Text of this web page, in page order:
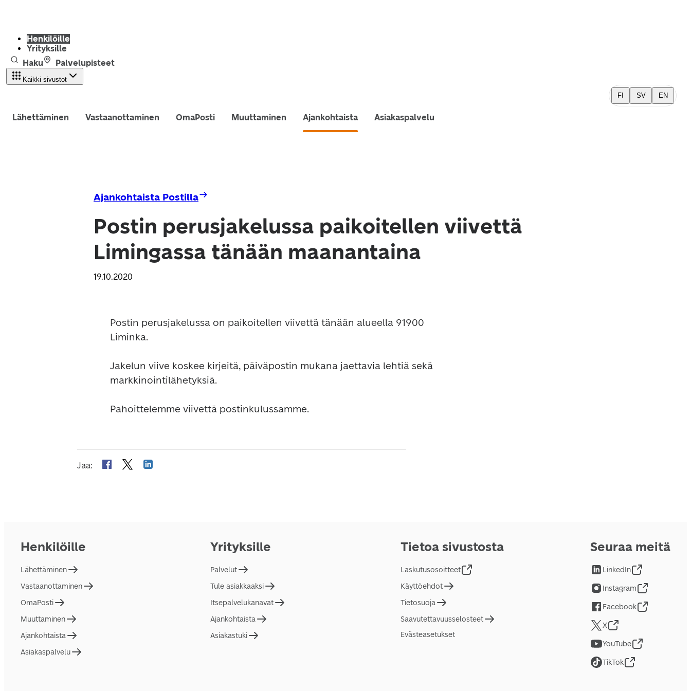
Henkilöille
Yrityksille
Haku
Palvelupisteet
Kaikki sivustot
FI SV EN
Lähettäminen Vastaanottaminen OmaPosti Muuttaminen Ajankohtaista Asiakaspalvelu
Ajankohtaista Postilla
Postin perusjakelussa paikoitellen viivettä
Limingassa tänään maanantaina
19.10.2020
Postin perusjakelussa on paikoitellen viivettä tänään alueella 91900
Liminka.
Jakelun viive koskee kirjeitä, päiväpostin mukana jaettavia lehtiä sekä
markkinointilähetyksiä.
Pahoittelemme viivettä postinkulussamme.
Jaa:
Henkilöille
Lähettäminen
Vastaanottaminen
OmaPosti
Muuttaminen
Ajankohtaista
Asiakaspalvelu
Yrityksille
Palvelut
Tule asiakkaaksi
Itsepalvelukanavat
Ajankohtaista
Asiakastuki
Tietoa sivustosta
Laskutusosoitteet
Käyttöehdot
Tietosuoja
Saavutettavuusselosteet
Evästeasetukset
Seuraa meitä
LinkedIn
Instagram
Facebook
X
YouTube
TikTok